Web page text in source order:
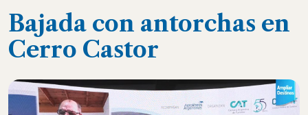
Bajada con antorchas en
Cerro Castor